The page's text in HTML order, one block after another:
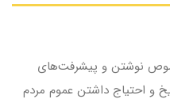
نوشتن و پیشرفت‌های
و احتیاج داشتن عموم مردم